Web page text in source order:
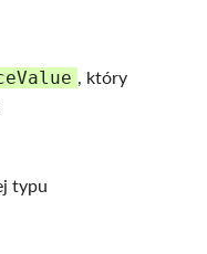
, który
typu